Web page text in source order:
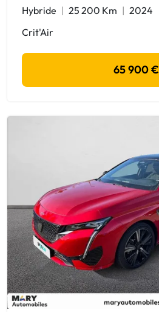
Hybride 25 200 Km
2024
Crit'Air
65 900 €